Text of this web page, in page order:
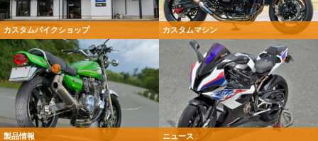
カスタムバイクショップ カスタムマシン
製品情報 ニュース